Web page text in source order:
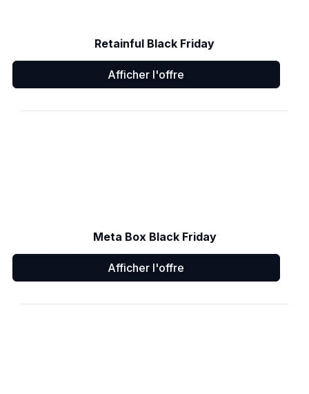
Retainful Black Friday
Afficher l'offre
Meta Box Black Friday
Afficher l'offre